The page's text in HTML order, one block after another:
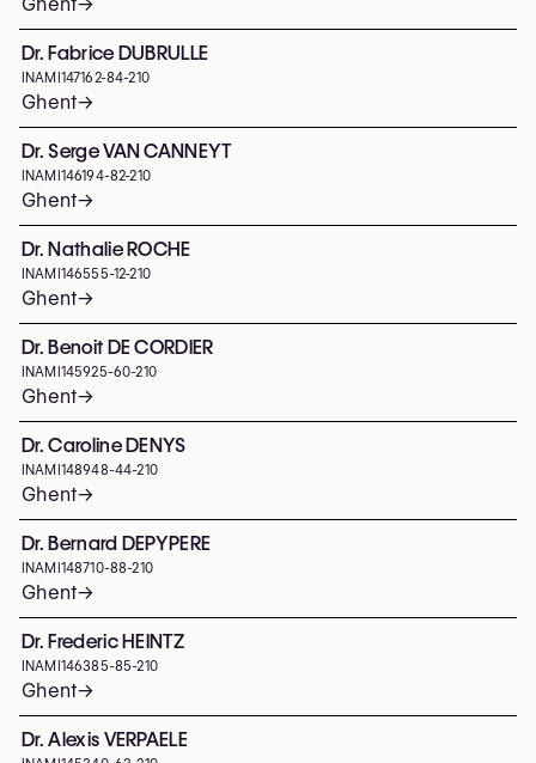
Dr. Fabrice DUBRULLE
INAMI 147162-84-210
Ghent→
Dr. Serge VAN CANNEYT
INAMI 146194-82-210
Ghent→
Dr. Nathalie ROCHE
INAMI 146555-12-210
Ghent→
Dr. Benoit DE CORDIER
INAMI 145925-60-210
Ghent→
Dr. Caroline DENYS
INAMI 148948-44-210
Ghent→
Dr. Bernard DEPYPERE
INAMI 148710-88-210
Ghent→
Dr. Frederic HEINTZ
INAMI 146385-85-210
Ghent→
Dr. Alexis VERPAELE